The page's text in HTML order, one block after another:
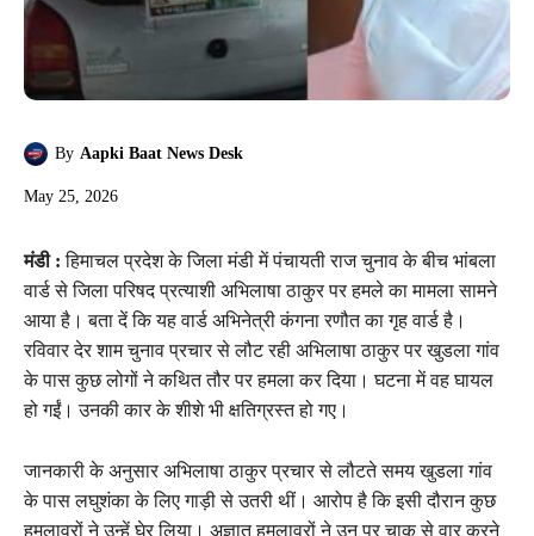
By Aapki Baat News Desk
May 25, 2026
मंडी : हिमाचल प्रदेश के जिला मंडी में पंचायती राज चुनाव के बीच भांबला
वार्ड से जिला परिषद प्रत्याशी अभिलाषा ठाकुर पर हमले का मामला सामने
आया है। बता दें कि यह वार्ड अभिनेत्री कंगना रणौत का गृह वार्ड है।
रविवार देर शाम चुनाव प्रचार से लौट रही अभिलाषा ठाकुर पर खुडला गांव
के पास कुछ लोगों ने कथित तौर पर हमला कर दिया। घटना में वह घायल
हो गईं। उनकी कार के शीशे भी क्षतिग्रस्त हो गए।
जानकारी के अनुसार अभिलाषा ठाकुर प्रचार से लौटते समय खुडला गांव
के पास लघुशंका के लिए गाड़ी से उतरी थीं। आरोप है कि इसी दौरान कुछ
हमलावरों ने उन्हें घेर लिया। अज्ञात हमलावरों ने उन पर चाकू से वार करने